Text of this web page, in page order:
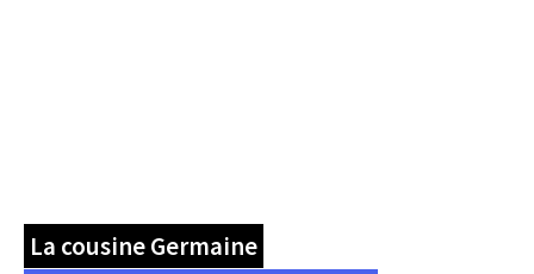
La cousine Germaine